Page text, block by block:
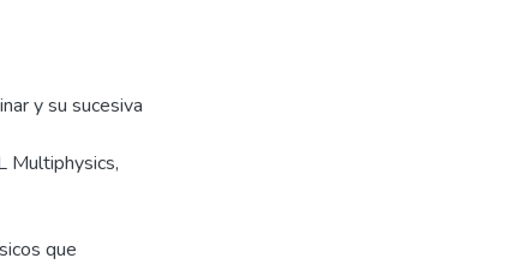
y su sucesiva
Multiphysics,
que